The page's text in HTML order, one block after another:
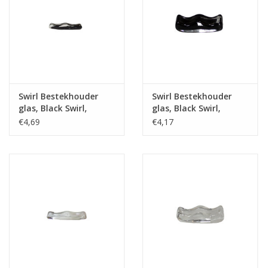
Swirl Bestekhouder
glas, Black Swirl,
10x2,5x1,5cm
€4,69
Swirl Bestekhouder
glas, Black Swirl,
6x2,5x1,5cm
€4,17